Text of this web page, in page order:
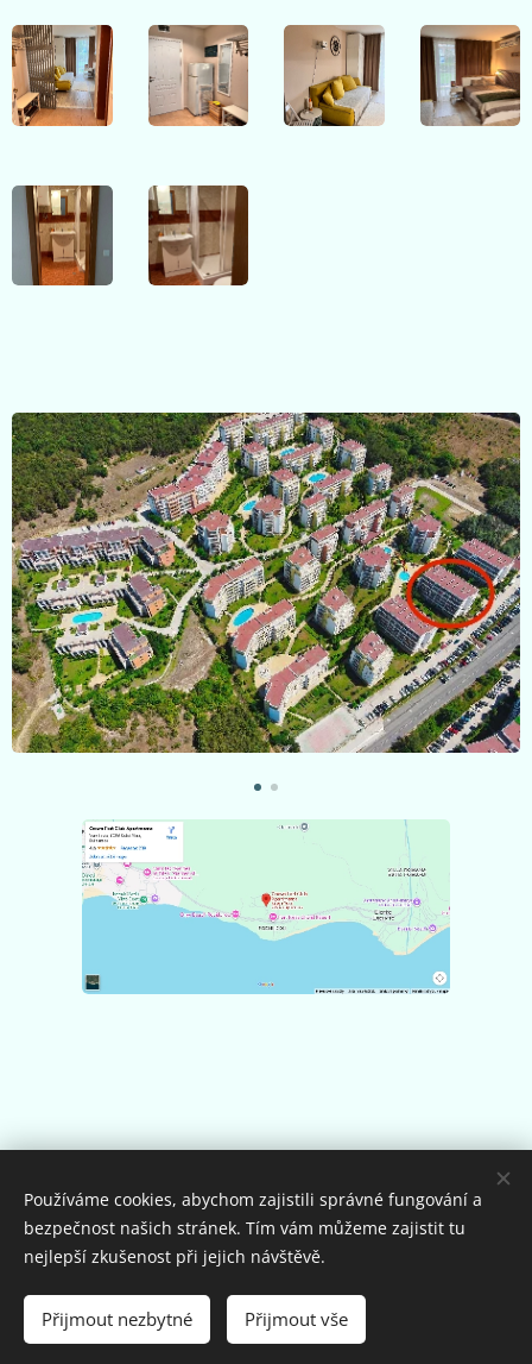
© 2021 Všechna práva vyhrazena
Vytvořeno službou
Webnode Cookies
Používáme cookies, abychom zajistili správné fungování a
bezpečnost našich stránek. Tím vám můžeme zajistit tu
nejlepší zkušenost při jejich návštěvě.
Přijmout nezbytné Přijmout vše